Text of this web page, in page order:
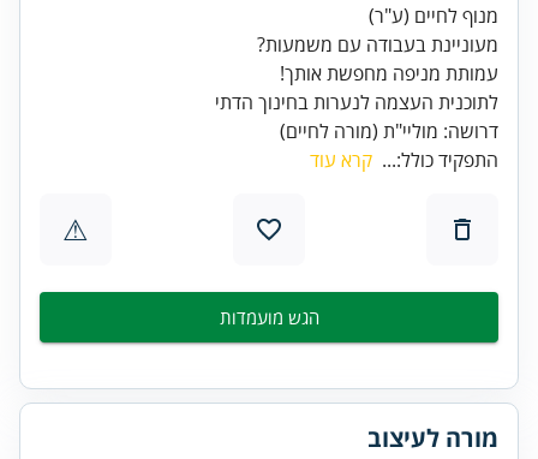
מנוף לחיים (ע"ר)
עמותת מניפה מחפשת אותך!
דרושה: מוליי"ת (מורה לחיים)
התפקיד כולל:... קרא עוד
⚠
הגש מועמדות
מורה לעיצוב